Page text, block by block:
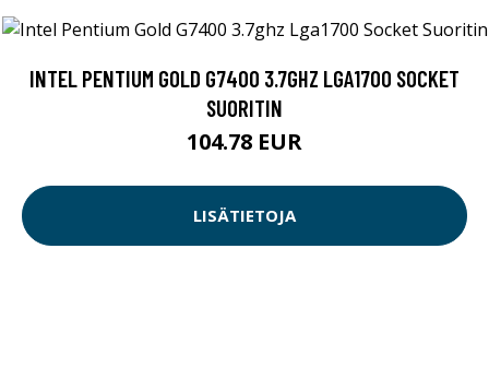
INTEL PENTIUM GOLD G7400 3.7GHZ LGA1700 SOCKET
SUORITIN
104.78 EUR
LISÄTIETOJA